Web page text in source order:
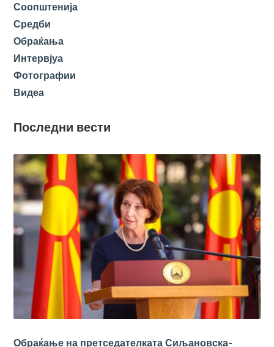
Соопштенија
Средби
Обраќања
Интервјуа
Фотографии
Видеа
Последни вести
Обраќање на претседателката Сиљановска-